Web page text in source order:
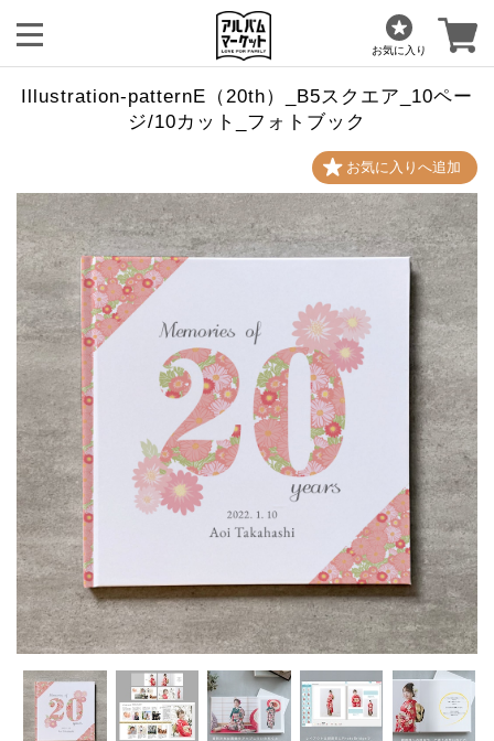
お気に入り
Illustration-patternE（20th）_B5スクエア_10ペー
ジ/10カット_フォトブック